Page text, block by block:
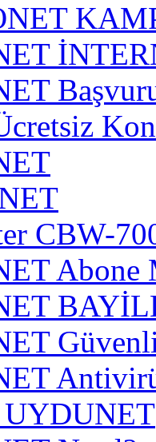
CBW-
Abone
UYDUNET